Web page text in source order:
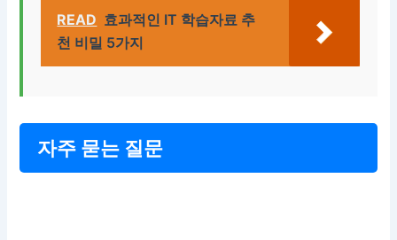
READ 효과적인 IT 학습자료 추
천 비밀 5가지
자주 묻는 질문